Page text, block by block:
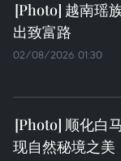
越南瑶
出致富路
02/08/2026 01:30
顺化白
现自然秘境之美